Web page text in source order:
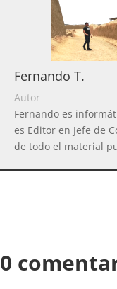
Fernando T.
Autor
Fernando es
es Editor en Jefe de
de todo el material
0